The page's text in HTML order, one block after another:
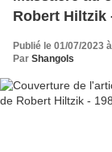
Robert Hiltzik
Publié le 01/07/2023
Par Shangols